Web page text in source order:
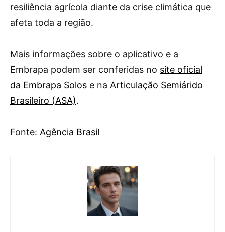
resiliência agrícola diante da crise climática que
afeta toda a região.
Mais informações sobre o aplicativo e a
Embrapa podem ser conferidas no site oficial
da Embrapa Solos e na Articulação Semiárido
Brasileiro (ASA).
Fonte: Agência Brasil